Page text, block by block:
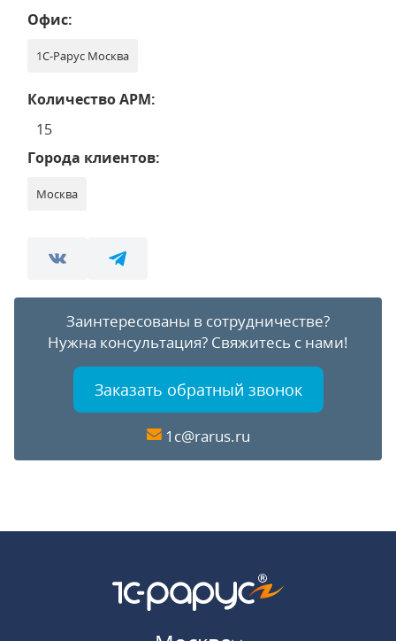
Офис:
1С-Рарус Москва
Количество АРМ:
15
Города клиентов:
Москва
Заинтересованы в сотрудничестве?
Нужна консультация? Свяжитесь с нами!
Заказать обратный звонок
1c@rarus.ru